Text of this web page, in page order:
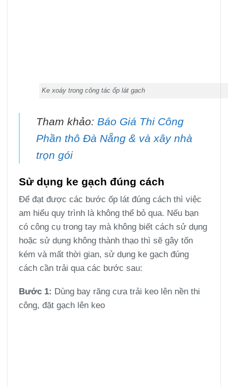
Ke xoáy trong công tác ốp lát gạch
Tham khảo: Báo Giá Thi Công
Phần thô Đà Nẵng & và xây nhà
trọn gói
Sử dụng ke gạch đúng cách
Để đạt được các bước ốp lát đúng cách thì việc
am hiểu quy trình là không thể bỏ qua. Nếu bạn
có công cụ trong tay mà không biết cách sử dụng
hoặc sử dụng không thành thạo thì sẽ gây tốn
kém và mất thời gian, sử dụng ke gạch đúng
cách cần trải qua các bước sau:
Bước 1: Dùng bay răng cưa trải keo lên nền thi
công, đặt gạch lên keo